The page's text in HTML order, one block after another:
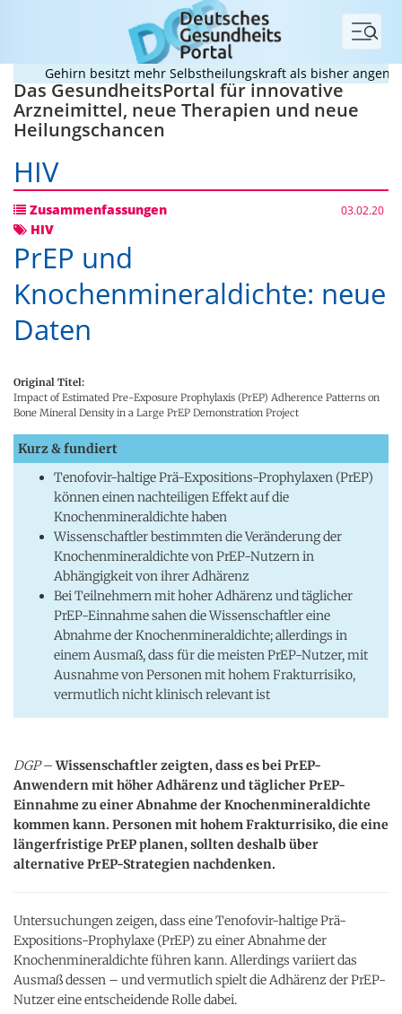
Menü
Gehirn besitzt mehr Selbstheilungskraft als bisher
Das GesundheitsPortal für innovative
Arzneimittel, neue Therapien und neue
Heilungschancen
HIV
Zusammenfassungen 03.02.20
HIV
PrEP und
Knochenmineraldichte: neue
Daten
Original Titel:
Impact of Estimated Pre-Exposure Prophylaxis (PrEP) Adherence Patterns on
Bone Mineral Density in a Large PrEP Demonstration Project
Kurz & fundiert
Tenofovir-haltige Prä-Expositions-Prophylaxen (PrEP)
können einen nachteiligen Effekt auf die
Knochenmineraldichte haben
Wissenschaftler bestimmten die Veränderung der
Knochenmineraldichte von PrEP-Nutzern in
Abhängigkeit von ihrer Adhärenz
Bei Teilnehmern mit hoher Adhärenz und täglicher
PrEP-Einnahme sahen die Wissenschaftler eine
Abnahme der Knochenmineraldichte; allerdings in
einem Ausmaß, dass für die meisten PrEP-Nutzer, mit
Ausnahme von Personen mit hohem Frakturrisiko,
vermutlich nicht klinisch relevant ist
DGP–Wissenschaftler zeigten, dass es bei PrEP-
Anwendern mit höher Adhärenz und täglicher PrEP-
Einnahme zu einer Abnahme der Knochenmineraldichte
kommen kann. Personen mit hohem Frakturrisiko, die eine
längerfristige PrEP planen, sollten deshalb über
alternative PrEP-Strategien nachdenken.
Untersuchungen zeigen, dass eine Tenofovir-haltige Prä-
Expositions-Prophylaxe (PrEP) zu einer Abnahme der
Knochenmineraldichte führen kann. Allerdings variiert das
Ausmaß dessen – und vermutlich spielt die Adhärenz der PrEP-
Nutzer eine entscheidende Rolle dabei.